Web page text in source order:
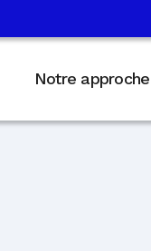
Notre approche